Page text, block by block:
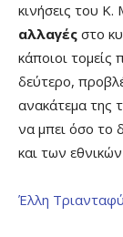
κινήσεις του
αλλαγές στο
κάποιοι τομείς
δεύτερο,
ανακάτεμα της
να μπει όσο το
και των
Έλλη